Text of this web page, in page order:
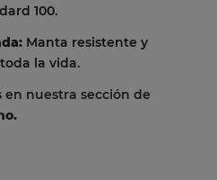
100.
Manta resistente y
la vida.
en nuestra sección de